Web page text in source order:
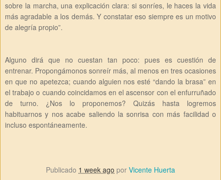
sobre la marcha, una explicación clara: si sonríes, le haces la vida
más agradable a los demás. Y constatar eso siempre es un motivo
de alegría propio”.
Alguno dirá que no cuestan tan poco: pues es cuestión de
entrenar. Propongámonos sonreír más, al menos en tres ocasiones
en que no apetezca; cuando alguien nos esté “dando la brasa” en
el trabajo o cuando coincidamos en el ascensor con el enfurruñado
de turno. ¿Nos lo proponemos? Quizás hasta logremos
habituarnos y nos acabe saliendo la sonrisa con más facilidad o
incluso espontáneamente.
Publicado 1 week ago por Vicente Huerta